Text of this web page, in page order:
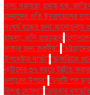
খাদ্য সহায়তা প্রবাহ বন্ধ:
সেনাদের প্রতি ইসরায়েলের
সংঘর্ষ বন্ধের জন্য আলোচনার
হামলা: ওসি প্রত্যাহার
থাকার জন্য করণীয়".
উপদেষ্টার বার্তা" "চাকরিতে
নারীদের ৩৭ বছরে উন্নীত করার
ডলারের উপরে" "চারটি পদ
বিলুপ্ত ঘোষণা" "চারবার